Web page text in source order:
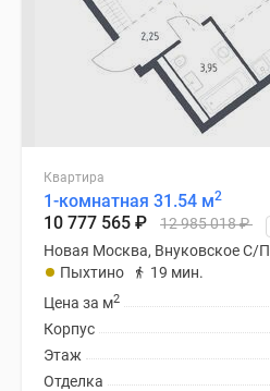
Квартира
1-комнатная 31.54 м2
10 777 565 ₽ 12 985 018₽
Новая Москва, Внуковское С/П
Пыхтино
19 мин.
Цена за м2
Корпус
Этаж
Отделка